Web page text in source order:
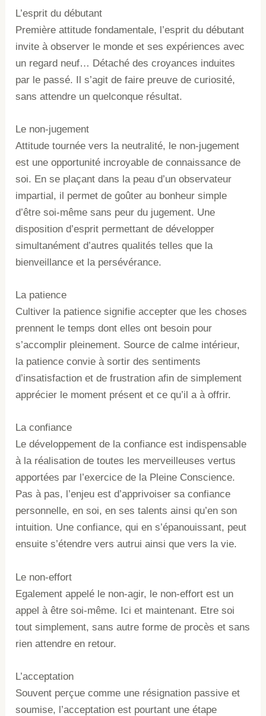
L’esprit du débutant
Première attitude fondamentale, l’esprit du débutant
invite à observer le monde et ses expériences avec
un regard neuf… Détaché des croyances induites
par le passé. Il s’agit de faire preuve de curiosité,
sans attendre un quelconque résultat.
Le non-jugement
Attitude tournée vers la neutralité, le non-jugement
est une opportunité incroyable de connaissance de
soi. En se plaçant dans la peau d’un observateur
impartial, il permet de goûter au bonheur simple
d’être soi-même sans peur du jugement. Une
disposition d’esprit permettant de développer
simultanément d’autres qualités telles que la
bienveillance et la persévérance.
La patience
Cultiver la patience signifie accepter que les choses
prennent le temps dont elles ont besoin pour
s’accomplir pleinement. Source de calme intérieur,
la patience convie à sortir des sentiments
d’insatisfaction et de frustration afin de simplement
apprécier le moment présent et ce qu’il a à offrir.
La confiance
Le développement de la confiance est indispensable
à la réalisation de toutes les merveilleuses vertus
apportées par l’exercice de la Pleine Conscience.
Pas à pas, l’enjeu est d’apprivoiser sa confiance
personnelle, en soi, en ses talents ainsi qu’en son
intuition. Une confiance, qui en s’épanouissant, peut
ensuite s’étendre vers autrui ainsi que vers la vie.
Le non-effort
Egalement appelé le non-agir, le non-effort est un
appel à être soi-même. Ici et maintenant. Etre soi
tout simplement, sans autre forme de procès et sans
rien attendre en retour.
L’acceptation
Souvent perçue comme une résignation passive et
soumise, l’acceptation est pourtant une étape